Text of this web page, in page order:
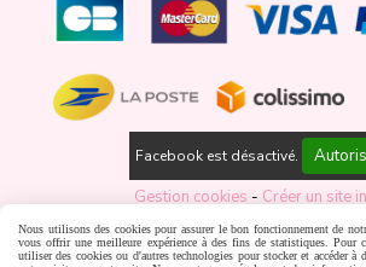
Facebook est désactivé.
Gestion cookies
Créer un site
Nous utilisons des cookies pour assurer le bon fonctionnement de
vous offrir une meilleure expérience à des fins de statistiques. Pour
utiliser des cookies ou d'autres technologies pour stocker et accéder à